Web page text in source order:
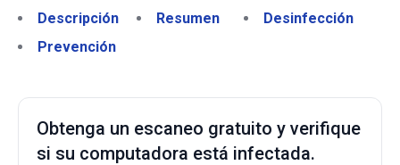
Descripción
Resumen
Desinfección
Prevención
Obtenga un escaneo gratuito y verifique
si su computadora está infectada.